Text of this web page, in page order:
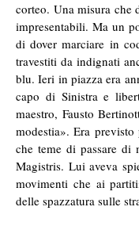
corteo. Una misura
impresentabili. Ma un
di dover marciare in
travestiti da indignati
blu. Ieri in piazza era
capo di Sinistra e
maestro, Fausto
modestia». Era
che teme di passare
Magistris. Lui aveva
movimenti che ai
delle spazzatura sulle